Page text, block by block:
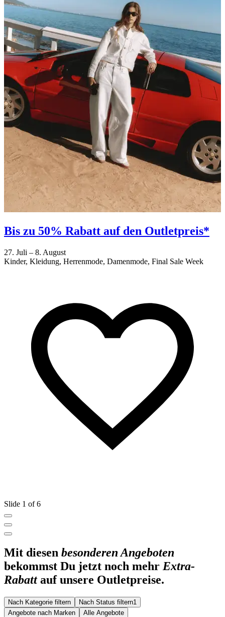
Bis zu 50% Rabatt auf den Outletpreis*
27. Juli – 8. August
Kinder, Kleidung, Herrenmode, Damenmode, Final Sale Week
Slide 1 of 6
Mit diesen besonderen Angeboten
bekommst Du jetzt noch mehr Extra-
Rabattauf unsere Outletpreise.
Nach Kategorie filtern Nach Status filtern1
Angebote nach Marken
Alle Angebote